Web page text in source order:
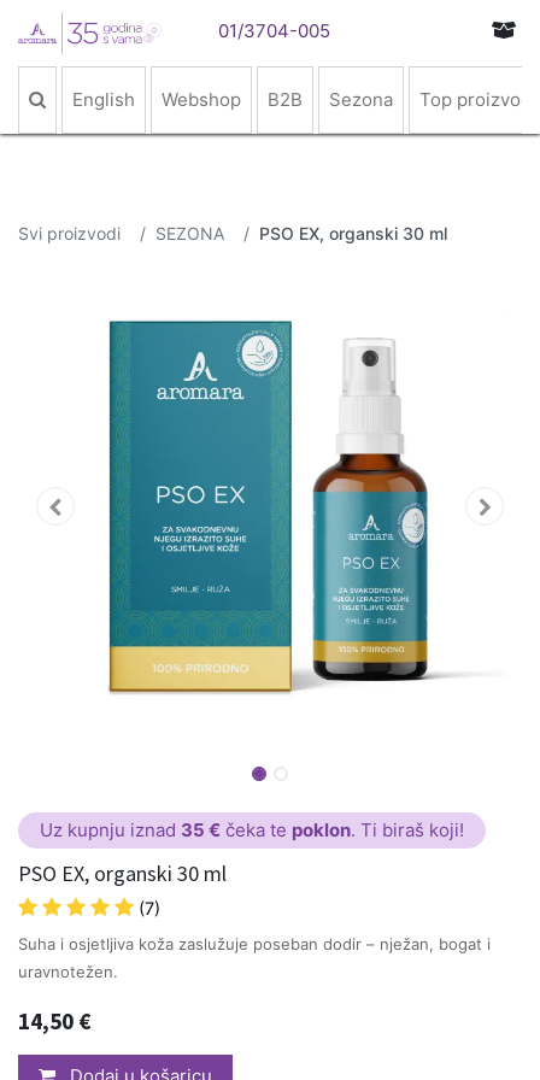
01/3704-005
English Webshop B2B Sezona Top proizvodi
Svi proizvodi SEZONA PSO EX, organski 30 ml
Uz kupnju iznad 35 € čeka te poklon. Ti biraš koji!
PSO EX, organski 30 ml
(7)
Suha i osjetljiva koža zaslužuje poseban dodir – nježan, bogat i
uravnotežen.
14,50 €